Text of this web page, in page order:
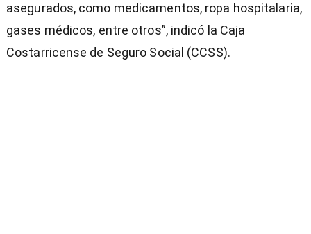
asegurados, como medicamentos, ropa hospitalaria,
gases médicos, entre otros”, indicó la Caja
Costarricense de Seguro Social (CCSS).